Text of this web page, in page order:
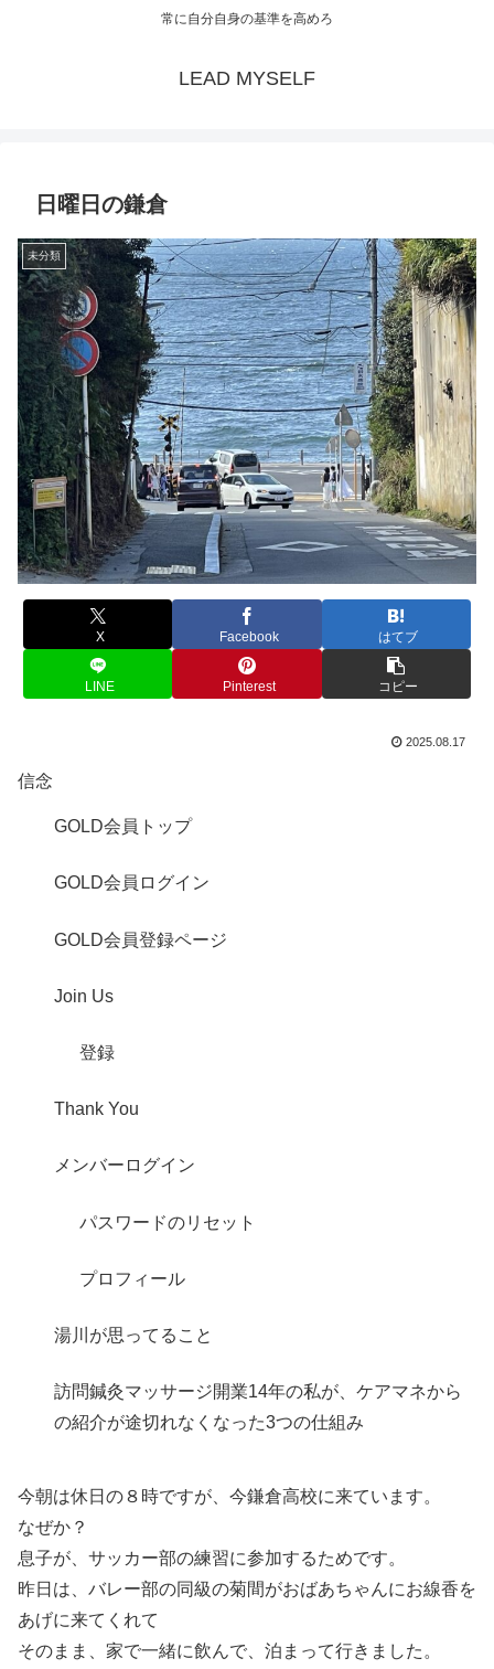
常に自分自身の基準を高めろ
LEAD MYSELF
日曜日の鎌倉
未分類
X Facebook はてブ
LINE Pinterest コピー
2025.08.17
信念
GOLD会員トップ
GOLD会員ログイン
GOLD会員登録ページ
Join Us
登録
Thank You
メンバーログイン
パスワードのリセット
プロフィール
湯川が思ってること
訪問鍼灸マッサージ開業14年の私が、ケアマネから
の紹介が途切れなくなった3つの仕組み
今朝は休日の８時ですが、今鎌倉高校に来ています。
なぜか？
息子が、サッカー部の練習に参加するためです。
昨日は、バレー部の同級の菊間がおばあちゃんにお線香を
あげに来てくれて
そのまま、家で一緒に飲んで、泊まって行きました。